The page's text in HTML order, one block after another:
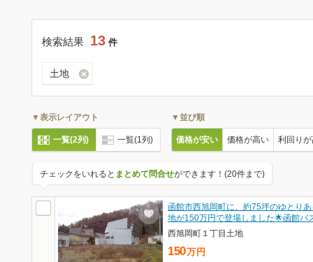
検索結果 13 件
土地
▼表示レイアウト
一覧(2列) 一覧(1列)
▼並び順
価格が安い 価格が高い 利回り
チェックをいれると まとめて問合せができます！(20件まで)
函館市西旭岡町に、約75坪のゆとり
地が150万円で登場しました🌟函館
西旭岡町１丁目土地
150万 円